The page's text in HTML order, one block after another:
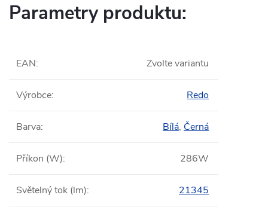
Parametry produktu:
EAN: Zvolte variantu
Výrobce: Redo
Barva: Bílá, Černá
Příkon (W): 286W
Světelný tok (lm): 21345